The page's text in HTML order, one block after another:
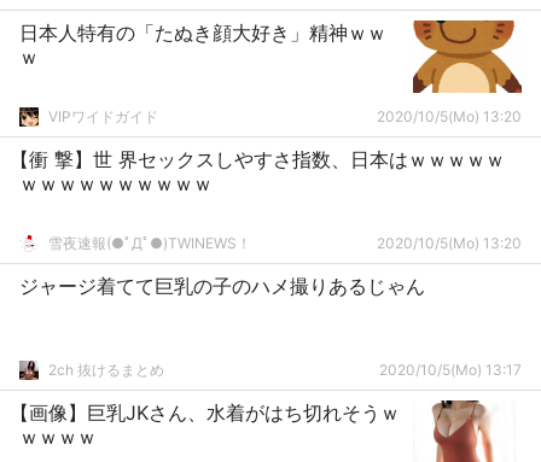
日本人特有の「たぬき顔大好き」精神ｗｗ
ｗ
VIPワイドガイド 2020/10/5(Mo) 13:20
【衝 撃】世 界セックスしやすさ指数、日本はｗｗｗｗｗ
ｗｗｗｗｗｗｗｗｗｗ
雪夜速報(●ﾟДﾟ●)TWINEWS！ 2020/10/5(Mo) 13:20
ジャージ着てて巨乳の子のハメ撮りあるじゃん
2ch 抜けるまとめ 2020/10/5(Mo) 13:17
【画像】巨乳JKさん、水着がはち切れそうｗ
ｗｗｗｗ